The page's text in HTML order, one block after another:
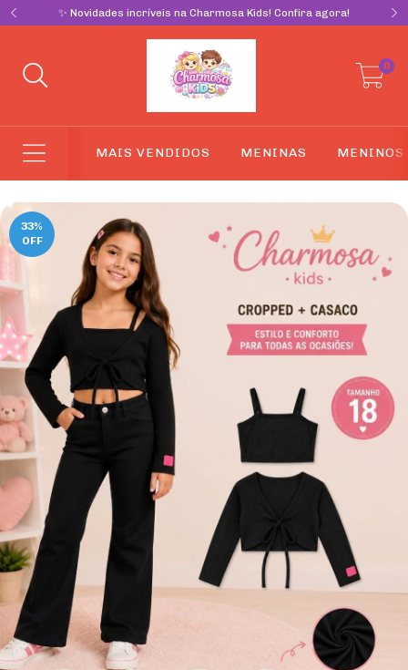
✨ Novidades incríveis na Charmosa Kids! Confira agora!
0
MAIS VENDIDOS MENINAS MENINOS
33%
OFF